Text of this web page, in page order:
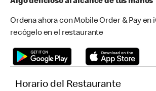
Algo delicioso al alcance de tus manos
Ordena ahora con Mobile Order & Pay en
recógelo en el restaurante
Horario del Restaurante